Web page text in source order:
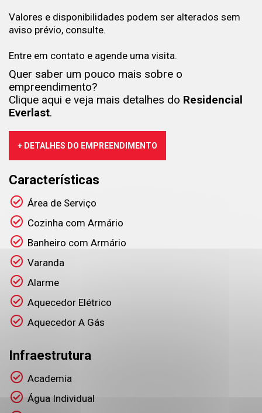
Valores e disponibilidades podem ser alterados sem
aviso prévio, consulte.
Entre em contato e agende uma visita.
Quer saber um pouco mais sobre o
empreendimento?
Clique aqui e veja mais detalhes do Residencial
Everlast.
+ DETALHES DO EMPREENDIMENTO
Características
Área de Serviço
Cozinha com Armário
Banheiro com Armário
Varanda
Alarme
Aquecedor Elétrico
Aquecedor A Gás
Infraestrutura
Academia
Água Individual